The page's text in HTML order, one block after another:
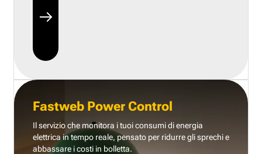
Fastweb Power Control
Il servizio che monitora i tuoi consumi di energia
elettrica in tempo reale, pensato per ridurre gli sprechi e
abbassare i costi in bolletta.